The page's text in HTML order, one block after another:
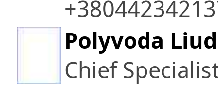
Polyvoda
Chief